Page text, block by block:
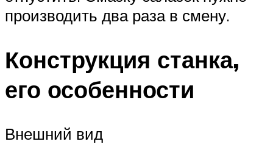
производить два раза в смену.
Конструкция станка,
его особенности
Внешний вид